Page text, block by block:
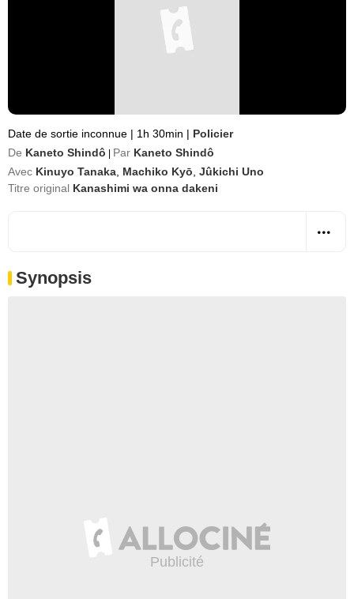
Date de sortie inconnue | 1h 30min | Policier
De Kaneto Shindô Par Kaneto Shindô
Avec Kinuyo Tanaka Machiko Kyō Jûkichi Uno
Titre original Kanashimi wa onna dakeni
Synopsis